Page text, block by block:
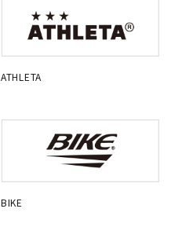
ATHLETA
BIKE